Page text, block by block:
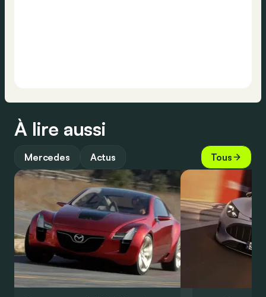
À lire aussi
Mercedes Actus Tous